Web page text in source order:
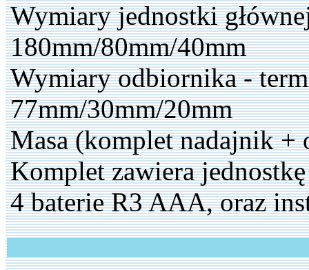
Wymiary jednostki
180mm/80mm/40mm
Wymiary odbiornika -
77mm/30mm/20mm
Masa (komplet nadajnik
Komplet zawiera
4 baterie R3 AAA, oraz